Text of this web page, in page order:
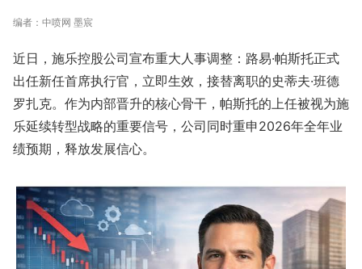
编者： 中喷网 墨宸
近日，施乐控股公司宣布重大人事调整：路易·帕斯托正式
出任新任首席执行官，立即生效，接替离职的史蒂夫·班德
罗扎克。作为内部晋升的核心骨干，帕斯托的上任被视为施
乐延续转型战略的重要信号，公司同时重申2026年全年业
绩预期，释放发展信心。